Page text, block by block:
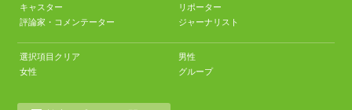
キャスター
リポーター
評論家・コメンテーター
ジャーナリスト
選択項目クリア
男性
女性
グループ